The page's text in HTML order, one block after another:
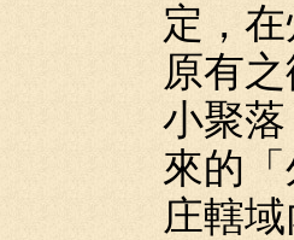
定，
原有
小聚
來的
庄轄